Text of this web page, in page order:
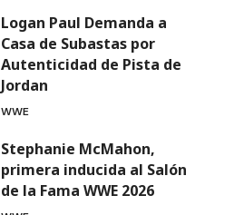
Logan Paul Demanda a
Casa de Subastas por
Autenticidad de Pista de
Jordan
WWE
Stephanie McMahon,
primera inducida al Salón
de la Fama WWE 2026